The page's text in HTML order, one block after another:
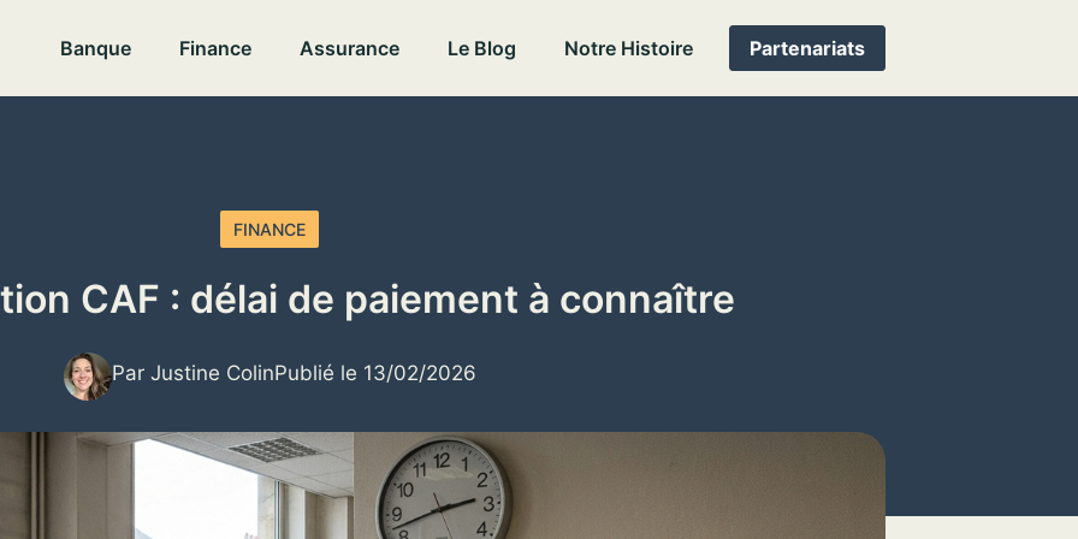
Banque Finance Assurance Le Blog Notre Histoire Partenariats
FINANCE
CAF : délai de paiement à connaître
Par Justine ColinPublié le 13/02/2026